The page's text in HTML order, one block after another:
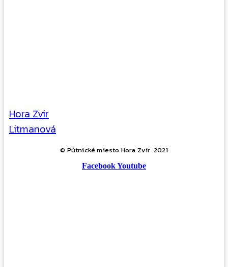
Hora Zvir
Litmanová
© Pútnické miesto Hora Zvir 2021
FacebookYoutube